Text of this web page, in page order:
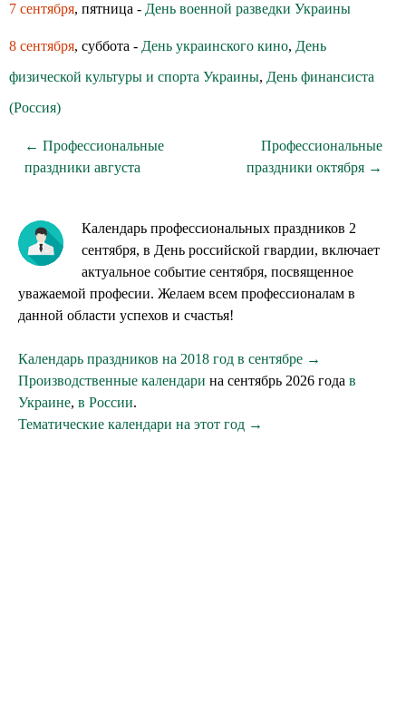
7 сентября, пятница - День военной разведки Украины
8 сентября, суббота - День украинского кино, День
физической культуры и спорта Украины, День финансиста
(Россия)
← Профессиональные
праздники августа
Профессиональные
праздники октября →
Календарь профессиональных праздников 2
сентября, в День российской гвардии, включает
актуальное событие сентября, посвященное
уважаемой професии. Желаем всем профессионалам в
данной области успехов и счастья!
Календарь праздников на 2018 год в сентябре →
Производственные календари на сентябрь 2026 года в
Украине, в России.
Тематические календари на этот год →